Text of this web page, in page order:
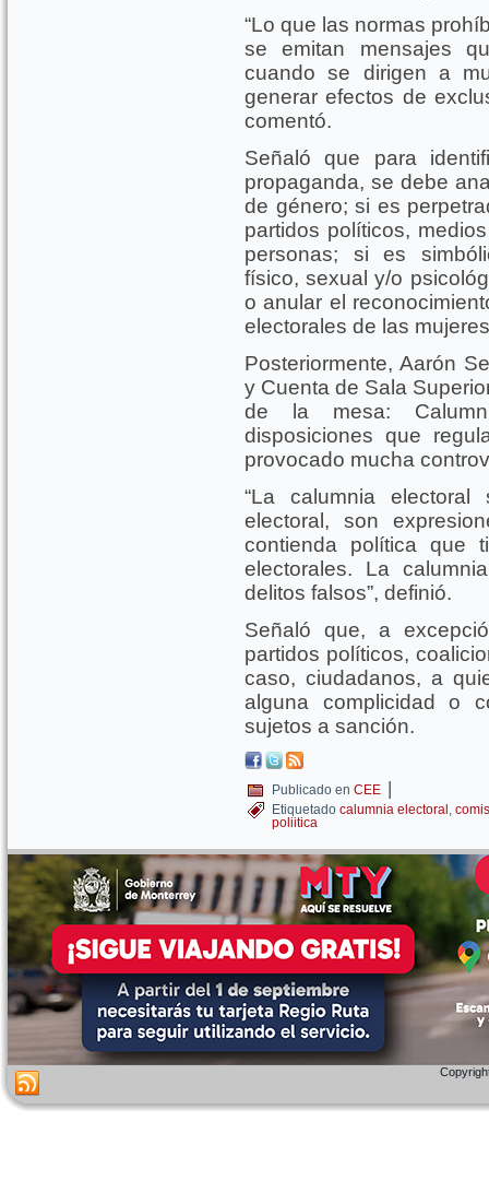
“Lo que las normas
se emitan mensajes
cuando se dirigen a
generar efectos de
comentó.
Señaló que para
propaganda, se debe
de género; si es
partidos políticos,
personas; si es
físico, sexual y/o
o anular el
electorales de las
Posteriormente, Aarón
y Cuenta de Sala
de la mesa:
disposiciones que
provocado mucha
“La calumnia
electoral, son
contienda política que
electorales. La
delitos falsos”, definió.
Señaló que, a
partidos políticos,
caso, ciudadanos, a
alguna complicidad o
sujetos a sanción.
Publicado en CEE |
Etiquetado calumnia electoral ,
poliitica